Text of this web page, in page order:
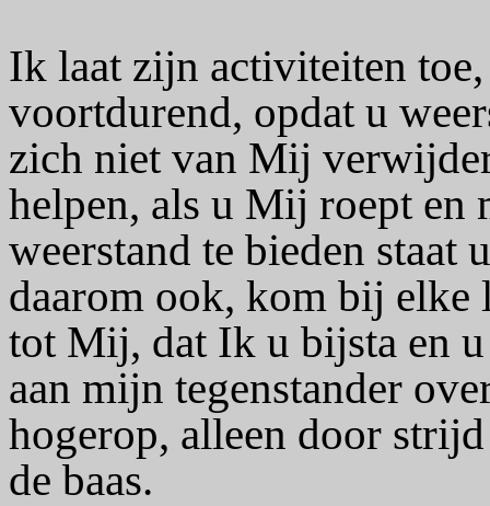
Ik laat zijn activiteiten
voortdurend, opdat u
zich niet van Mij
helpen, als u Mij roept en
weerstand te bieden staat
daarom ook, kom bij
tot Mij, dat Ik u bijsta en
aan mijn tegenstander
hogerop, alleen door
de baas.